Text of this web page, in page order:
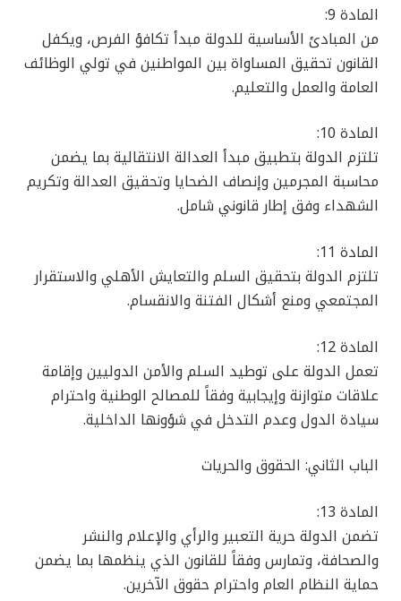
المادة 9:
من المبادئ الأساسية للدولة مبدأ تكافؤ الفرص، ويكفل
القانون تحقيق المساواة بين المواطنين في تولي الوظائف
العامة والعمل والتعليم.
المادة 10:
تلتزم الدولة بتطبيق مبدأ العدالة الانتقالية بما يضمن
محاسبة المجرمين وإنصاف الضحايا وتحقيق العدالة وتكريم
الشهداء وفق إطار قانوني شامل.
المادة 11:
تلتزم الدولة بتحقيق السلم والتعايش الأهلي والاستقرار
المجتمعي ومنع أشكال الفتنة والانقسام.
المادة 12:
تعمل الدولة على توطيد السلم والأمن الدوليين وإقامة
علاقات متوازنة وإيجابية وفقاً للمصالح الوطنية واحترام
سيادة الدول وعدم التدخل في شؤونها الداخلية.
الباب الثاني: الحقوق والحريات
المادة 13:
تضمن الدولة حرية التعبير والرأي والإعلام والنشر
والصحافة، وتمارس وفقاً للقانون الذي ينظمها بما يضمن
حماية النظام العام واحترام حقوق الآخرين.